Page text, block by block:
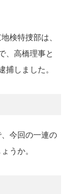
検特捜部は、
、高橋理事と
捕しました。
今回の一連の
うか。